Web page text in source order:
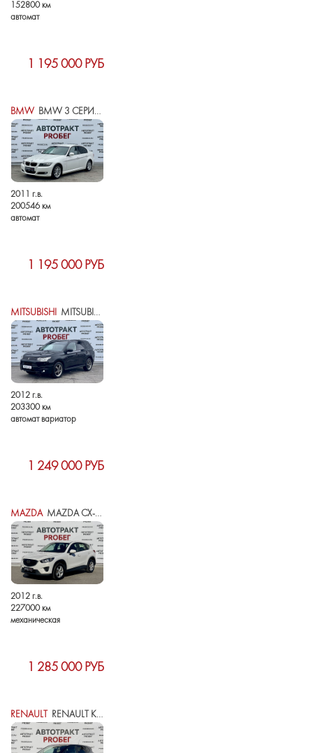
152800 км
автомат
1 195 000 РУБ
BMW BMW 3 СЕРИИ V (E90/E91/E92/E93) РЕСТАЙЛИНГ
2011 г.в.
200546 км
автомат
1 195 000 РУБ
MITSUBISHI MITSUBISHI OUTLANDER III
2012 г.в.
203300 км
автомат вариатор
1 249 000 РУБ
MAZDAMAZDA CX-5 I
2012 г.в.
227000 км
механическая
1 285 000 РУБ
RENAULT RENAULT KAPTUR I